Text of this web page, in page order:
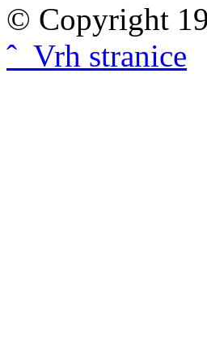
© Copyright
ˆ Vrh stranice